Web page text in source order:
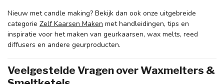
Nieuw met candle making? Bekijk dan ook onze uitgebreide
categorie Zelf Kaarsen Maken met handleidingen, tips en
inspiratie voor het maken van geurkaarsen, wax melts, reed
diffusers en andere geurproducten.
Veelgestelde Vragen over Waxmelters &